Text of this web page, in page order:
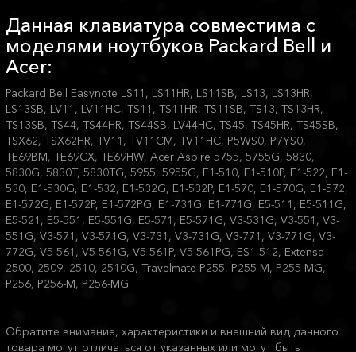
Данная клавиатура совместима с
моделями ноутбуков Packard Bell и
Acer:
Packard Bell Easynote LS11, LS11HR, LS11SB, LS13, LS13HR,
LS13SB, LV11, LV11HC, TS11, TS11HR, TS11SB, TS13, TS13HR,
TS13SB, TS44, TS44HR, TS44SB, LV44HC, TS45, TS45HR, TS45SB,
TSX62, TSX62HR, TV11, TV11CM, TV11HC, P5WS0, P7YS0,
TE69BM, TE69CX, TE69HW, Acer Aspire 5755, 5755G, 5830,
5830G, 5830T, 5830TG, 5955, 5955G, E1-510, E1-510P, E1-522, E1-
530, E1-530G, E1-532, E1-532G, E1-532P, E1-570, E1-570G, E1-572,
E1-572G, E1-572P, E1-572PG, E1-731G, E1-771G, E5-511, E5-511G,
E5-521, E5-551, E5-551G, E5-571, E5-571G, V3-531G, V3-551, V3-
551G, V3-571, V3-571G, V3-731, V3-731G, V3-771, V3-771G, V3-
772G, V5-561, V5-561G, V5-561P, V5-561PG, ES1-512, Extensa
2500, 2509, 2510, 2510G, Travelmate P255, P255-M, P255-MG,
P256, P256-M, P256-MG
Обратите внимание, характеристики и внешний вид данного
товара могут отличаться от указанных или могут быть